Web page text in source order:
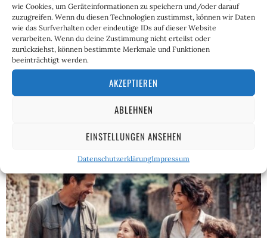
wie Cookies, um Geräteinformationen zu speichern und/oder darauf
zuzugreifen. Wenn du diesen Technologien zustimmst, können wir Daten
wie das Surfverhalten oder eindeutige IDs auf dieser Website
verarbeiten. Wenn du deine Zustimmung nicht erteilst oder
zurückziehst, können bestimmte Merkmale und Funktionen
beeinträchtigt werden.
AKZEPTIEREN
ABLEHNEN
EINSTELLUNGEN ANSEHEN
DatenschutzerklärungImpressum
ZUR LADENTHEKE
Die KRAUTZONE gibt es auch als Print-Abonnement.
Briefkasten.